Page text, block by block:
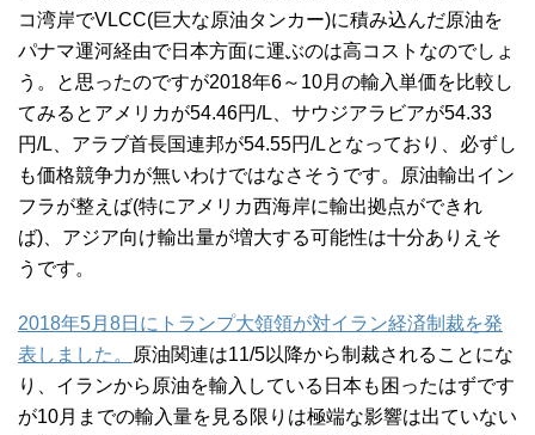
コ湾岸でVLCC(巨大な原油タンカー)に積み込んだ原油を
パナマ運河経由で日本方面に運ぶのは高コストなのでしょ
う。と思ったのですが2018年6～10月の輸入単価を比較し
てみるとアメリカが54.46円/L、サウジアラビアが54.33
円/L、アラブ首長国連邦が54.55円/Lとなっており、必ずし
も価格競争力が無いわけではなさそうです。原油輸出イン
フラが整えば(特にアメリカ西海岸に輸出拠点ができれ
ば)、アジア向け輸出量が増大する可能性は十分ありえそ
うです。
2018年5月8日にトランプ大領領が対イラン経済制裁を発
表しました。
原油関連は11/5以降から制裁されることにな
り、イランから原油を輸入している日本も困ったはずです
が10月までの輸入量を見る限りは極端な影響は出ていない